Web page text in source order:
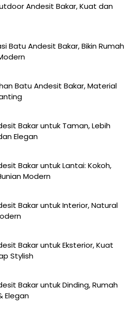
Andesit Bakar, Kuat dan
Batu Andesit Bakar, Bikin Rumah
Batu Andesit Bakar, Material
Bakar untuk Taman, Lebih
Elegan
Bakar untuk Lantai: Kokoh,
Modern
Bakar untuk Interior, Natural
Bakar untuk Eksterior, Kuat
Stylish
Bakar untuk Dinding, Rumah
Elegan